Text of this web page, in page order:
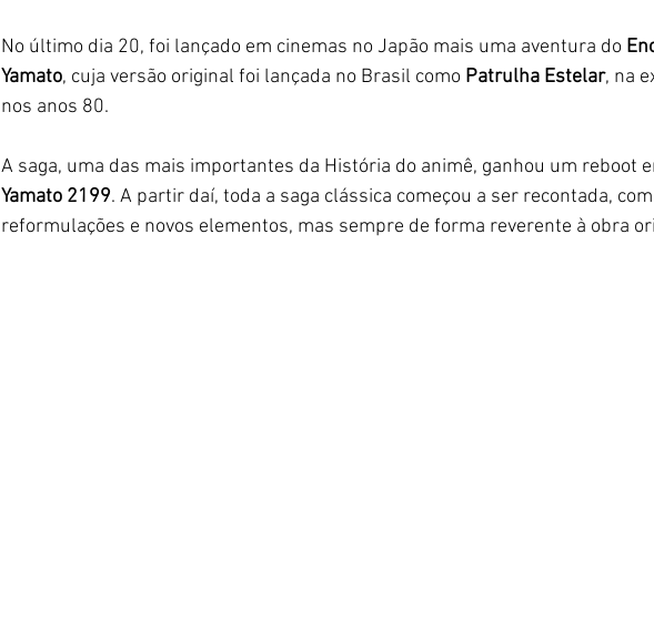
No último dia 20, foi lançado em cinemas no Japão mais uma aventura do
Yamato, cuja versão original foi lançada no Brasil como Patrulha Estelar, na
nos anos 80.
A saga, uma das mais importantes da História do animê, ganhou um reboot
Yamato 2199. A partir daí, toda a saga clássica começou a ser recontada,
reformulações e novos elementos, mas sempre de forma reverente à obra